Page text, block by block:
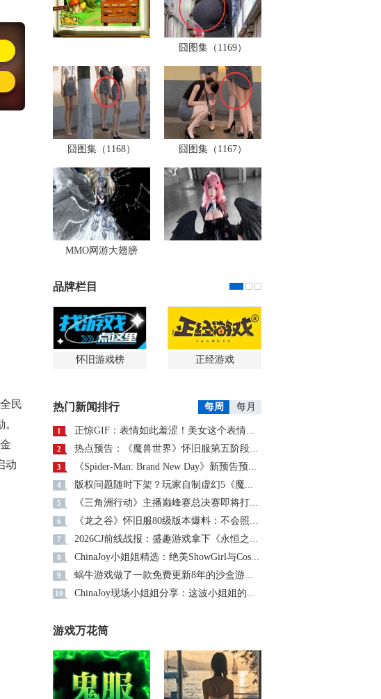
民
动
囧图集（1169）
囧图集（1168） 囧图集（1167）
MMO网游大翅膀
品牌栏目
怀旧游戏榜 正经游戏
热门新闻排行 每周 每月
1 正惊GIF：表情如此羞涩！美女这个表情太好看，直接让人遐想连篇
2 热点预告：《魔兽世界》怀旧服第五阶段开启！《三角洲行动》开启全新宝藏月摸大红！
3 《Spider-Man: Brand New Day》新预告预计明日发布，另有一张新剧照公开
4 版权问题随时下架？玩家自制虚幻5《魔兽世界》8月15日上线
5 《三角洲行动》主播巅峰赛总决赛即将打响！8月2日，群星汇聚，新王加冕！
6 《龙之谷》怀旧服80级版本爆料：不会照搬正式服，这次要玩点不一样的
7 2026CJ前线战报：盛趣游戏拿下《永恒之塔2》国服代理
8 ChinaJoy小姐姐精选：绝美ShowGirl与Coser大赏！（5）
9 蜗牛游戏做了一款免费更新8年的沙盒游戏，第一次开始向玩家要钱
10 ChinaJoy现场小姐姐分享：这波小姐姐的颜值也太“顶”了吧（3）
游戏万花筒